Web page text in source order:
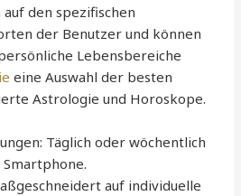
den spezifischen
der Benutzer und können
Lebensbereiche
eine Auswahl der besten
Astrologie und Horoskope.
Täglich oder wöchentlich
auf individuelle